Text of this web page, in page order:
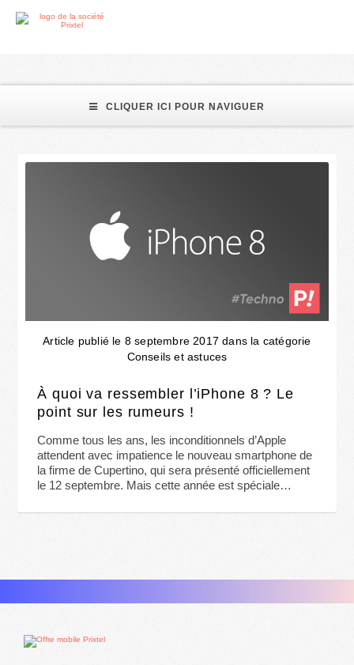
CLIQUER ICI POUR NAVIGUER
Article publié le 8 septembre 2017 dans la catégorie
Conseils et astuces
À quoi va ressembler l’iPhone 8 ? Le
point sur les rumeurs !
Comme tous les ans, les inconditionnels d’Apple
attendent avec impatience le nouveau smartphone de
la firme de Cupertino, qui sera présenté officiellement
le 12 septembre. Mais cette année est spéciale…